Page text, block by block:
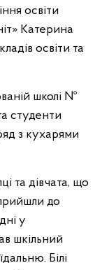
освіти
Катерина
освіти та
школі №
студенти
з кухарями
та дівчата, що
до
у
шкільний
Білі